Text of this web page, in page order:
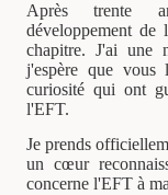
Après trente
développement de
chapitre. J'ai une
j'espère que vous
curiosité qui ont
l'EFT.
Je prends
un cœur
concerne l'EFT à